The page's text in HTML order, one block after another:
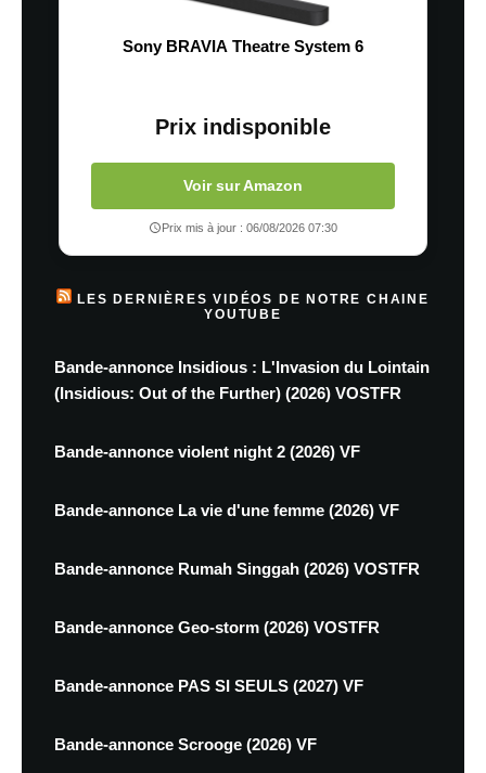
Sony BRAVIA Theatre System 6
Prix indisponible
Voir sur Amazon
Prix mis à jour : 06/08/2026 07:30
LES DERNIÈRES VIDÉOS DE NOTRE CHAINE
YOUTUBE
Bande-annonce Insidious : L'Invasion du Lointain
(Insidious: Out of the Further) (2026) VOSTFR
Bande-annonce violent night 2 (2026) VF
Bande-annonce La vie d'une femme (2026) VF
Bande-annonce Rumah Singgah (2026) VOSTFR
Bande-annonce Geo-storm (2026) VOSTFR
Bande-annonce PAS SI SEULS (2027) VF
Bande-annonce Scrooge (2026) VF